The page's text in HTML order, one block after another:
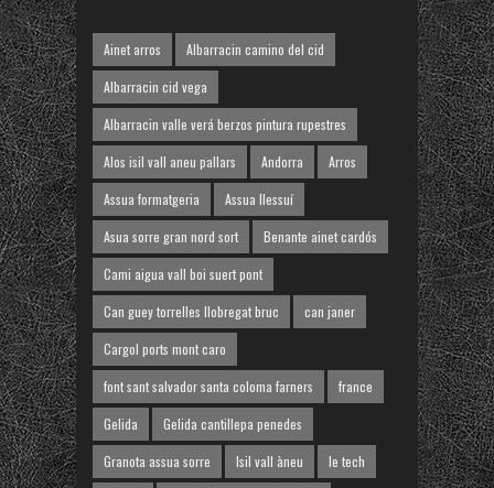
Ainet arros
Albarracin camino del cid
Albarracin cid vega
Albarracin valle verá berzos pintura rupestres
Alos isil vall aneu pallars
Andorra
Arros
Assua formatgeria
Assua llessuí
Asua sorre gran nord sort
Benante ainet cardós
Cami aigua vall boi suert pont
Can guey torrelles llobregat bruc
can janer
Cargol ports mont caro
font sant salvador santa coloma farners
france
Gelida
Gelida cantillepa penedes
Granota assua sorre
Isil vall àneu
le tech